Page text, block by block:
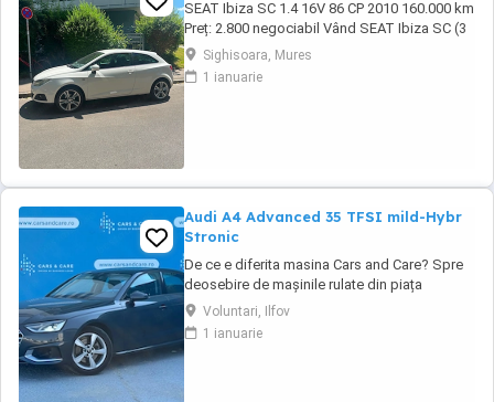
SEAT Ibiza SC 1.4 16V 86 CP 2010 160.000 km
Preț: 2.800 negociabil Vând SEAT Ibiza SC (3
uși), an fabricație 2010, în stare tehnică foarte
bună. Detalii: * Motor 1.4 16V benzină 86 CP *
Cutie manuală, 5 trepte * 160.000 km *
Sighisoara, Mures
1 ianuarie
Audi A4 Advanced 35 TFSI mild-Hybr
Stronic
De ce e diferita masina Cars and Care? Spre
deosebire de mașinile rulate din piața
obișnuită, aceasta vine direct din flota proprie
a Business Lease — parte a grupului
internațional Autobinck, cu peste 10 ani de
Voluntari, Ilfov
1 ianuarie